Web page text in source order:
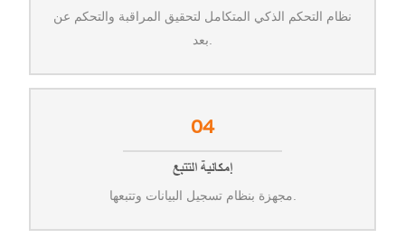
نظام التحكم الذكي المتكامل لتحقيق المراقبة والتحكم عن
04
إمكانية التتبع